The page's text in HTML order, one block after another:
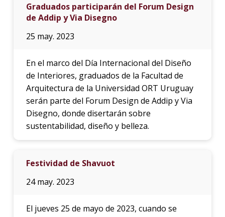
Graduados participarán del Forum Design
de Addip y Via Disegno
25 may. 2023
En el marco del Día Internacional del Diseño
de Interiores, graduados de la Facultad de
Arquitectura de la Universidad ORT Uruguay
serán parte del Forum Design de Addip y Via
Disegno, donde disertarán sobre
sustentabilidad, diseño y belleza.
Festividad de Shavuot
24 may. 2023
El jueves 25 de mayo de 2023, cuando se